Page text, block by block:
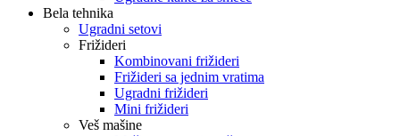
Bela tehnika
Ugradni setovi
Frižideri
Kombinovani frižideri
Frižideri sa jednim vratima
Ugradni frižideri
Mini frižideri
Veš mašine